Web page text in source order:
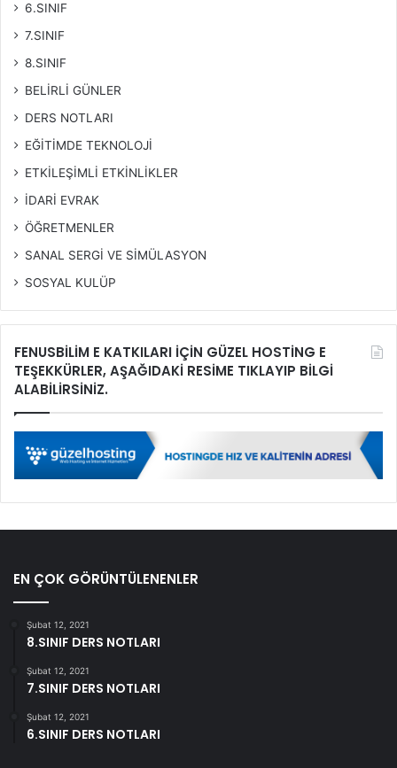
6.SINIF
7.SINIF
8.SINIF
BELİRLİ GÜNLER
DERS NOTLARI
EĞİTİMDE TEKNOLOJİ
ETKİLEŞİMLİ ETKİNLİKLER
İDARİ EVRAK
ÖĞRETMENLER
SANAL SERGİ VE SİMÜLASYON
SOSYAL KULÜP
FENUSBİLİM E KATKILARI İÇİN GÜZEL HOSTİNG E
TEŞEKKÜRLER, AŞAĞIDAKİ RESİME TIKLAYIP BİLGİ
ALABİLİRSİNİZ.
EN ÇOK GÖRÜNTÜLENENLER
Şubat 12, 2021
8.SINIF DERS NOTLARI
Şubat 12, 2021
7.SINIF DERS NOTLARI
Şubat 12, 2021
6.SINIF DERS NOTLARI